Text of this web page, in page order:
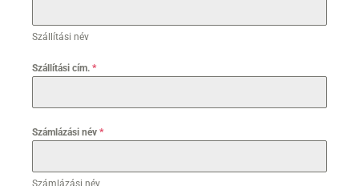
Szállítási név
Szállítási cím. *
Számlázási név *
Számlázási név